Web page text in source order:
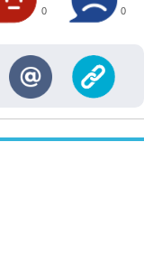
0 0